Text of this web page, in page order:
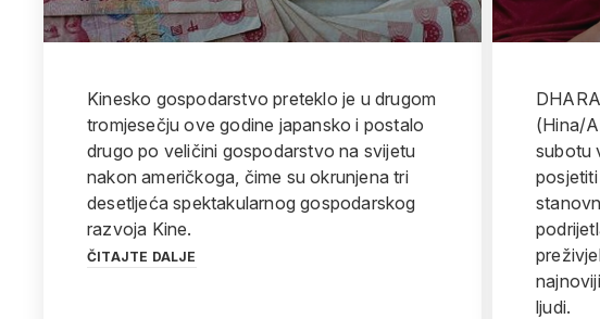
Kinesko gospodarstvo preteklo je u drugom
tromjesečju ove godine japansko i postalo
drugo po veličini gospodarstvo na svijetu
nakon američkoga, čime su okrunjena tri
desetljeća spektakularnog gospodarskog
razvoja Kine.
ČITAJTE DALJE
(Hina/
subotu
ljudi.